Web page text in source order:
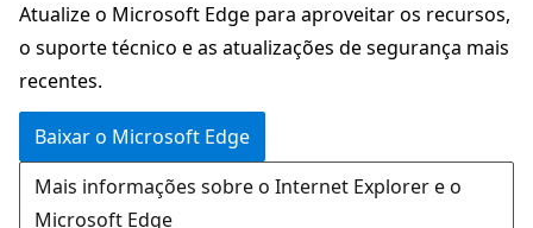
principal
Atualize o Microsoft Edge para aproveitar os recursos,
o suporte técnico e as atualizações de segurança mais
recentes.
Baixar o Microsoft Edge
Mais informações sobre o Internet Explorer e o
Microsoft Edge